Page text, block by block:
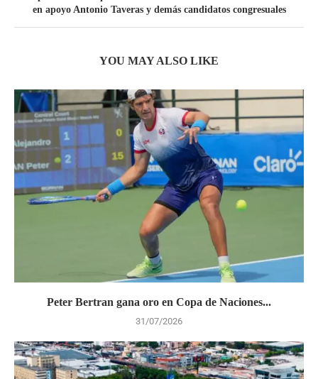
en apoyo Antonio Taveras y demás candidatos congresuales
YOU MAY ALSO LIKE
Peter Bertran gana oro en Copa de Naciones...
31/07/2026